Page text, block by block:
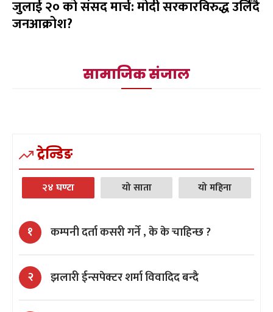
जुलाई २० को संसद मार्च: मोदी सरकारविरुद्ध उर्लिंदै
जनआक्रोश?
सामाजिक संजाल
ट्रेन्डिङ
२४ घण्टा यो साता यो महिना
१ कम्पनी दर्ता कसरी गर्ने , के के चाहिन्छ ?
२ झलारी ईन्सपेक्टर शर्मा विवादिद बन्दै